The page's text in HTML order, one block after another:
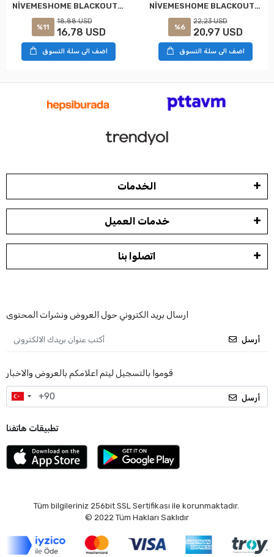
NİVEMESHOME BLACKOUT 12441 V-33 الستارة الزرقاء APM
%11
18,88 USD
16,78 USD
اضف الى سلة التسوق
NİVEMESHOME BLACKOUT 12441 V-17 LİLA PERDE APM
%6
22,23 USD
20,97 USD
اضف الى سلة التسوق
الخدمات
خدمات العميل
اتصلوا بنا
ارسال بريد الكتروني حول العروض ونشرات المحتوى
أرسل
قوموا بالتسجيل ليتم اعلامكم بالعروض والاخبار
أرسل
تطبيقات هاتفنا
Tüm bilgileriniz 256bit SSL Sertifikası ile korunmaktadır.
© 2022 Tüm Hakları Saklıdır